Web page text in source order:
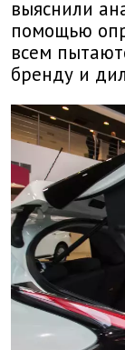
выяснили
помощью
всем
бренду и